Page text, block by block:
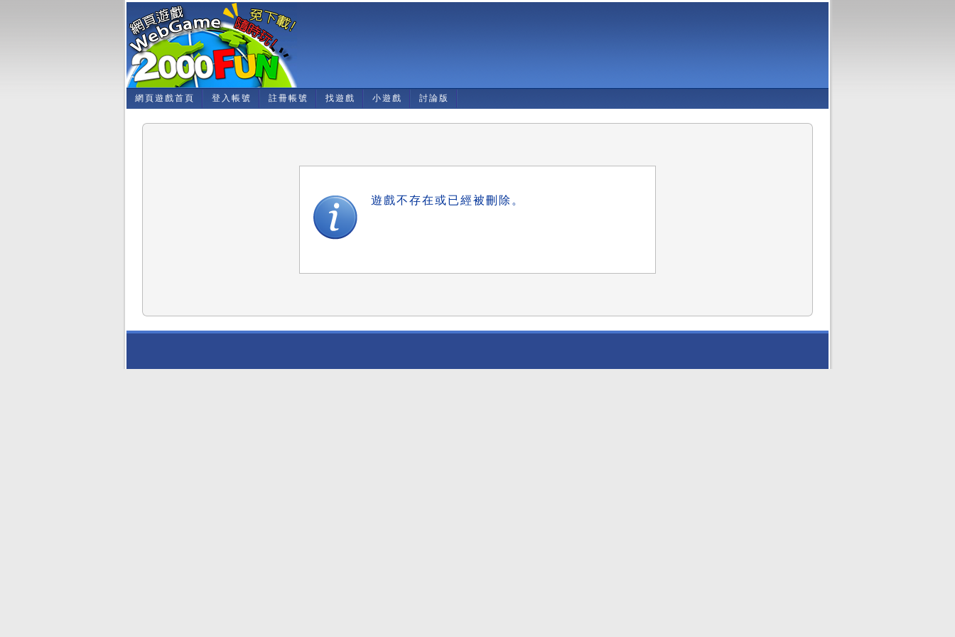
網頁遊戲首頁 登入帳號 註冊帳號 找遊戲 小遊戲 討論版
遊戲不存在或已經被刪除。